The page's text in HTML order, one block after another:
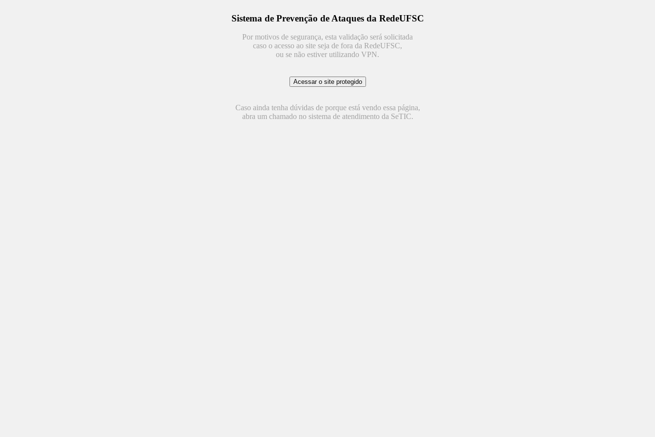
Sistema de Prevenção de Ataques da RedeUFSC
Por motivos de segurança, esta validação será solicitada
caso o acesso ao site seja de fora da RedeUFSC,
ou se não estiver utilizando VPN.
Caso ainda tenha dúvidas de porque está vendo essa página,
abra um chamado no sistema de atendimento da SeTIC.